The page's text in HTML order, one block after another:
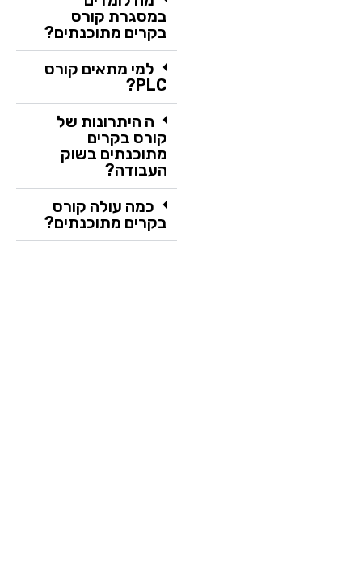
במסגרת קורס
בקרים מתוכנתים?
למי מתאים קורס
PLC?
ה היתרונות של
קורס בקרים
מתוכנתים בשוק
העבודה?
כמה עולה קורס
בקרים מתוכנתים?